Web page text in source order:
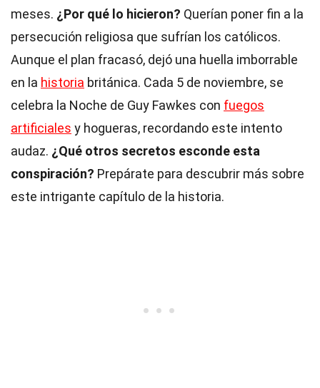
meses. ¿Por qué lo hicieron? Querían poner fin a la
persecución religiosa que sufrían los católicos.
Aunque el plan fracasó, dejó una huella imborrable
en la historia británica. Cada 5 de noviembre, se
celebra la Noche de Guy Fawkes con fuegos
artificiales y hogueras, recordando este intento
audaz. ¿Qué otros secretos esconde esta
conspiración? Prepárate para descubrir más sobre
este intrigante capítulo de la historia.